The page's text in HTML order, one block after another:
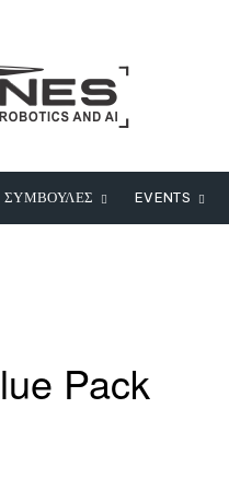
ΣΥΜΒΟΥΛΕΣ EVENTS
Pack